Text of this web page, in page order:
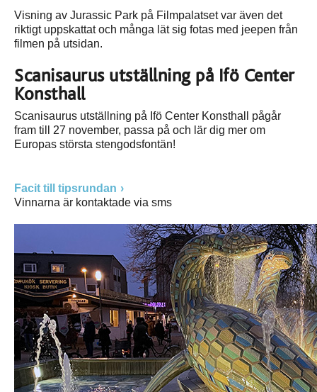
Visning av Jurassic Park på Filmpalatset var även det
riktigt uppskattat och många lät sig fotas med jeepen från
filmen på utsidan.
Scanisaurus utställning på Ifö Center
Konsthall
Scanisaurus utställning på Ifö Center Konsthall pågår
fram till 27 november, passa på och lär dig mer om
Europas största stengodsfontän!
Facit till tipsrundan
Vinnarna är kontaktade via sms